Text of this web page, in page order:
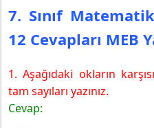
Yayınları
7. Sınıf Matematik Ders
Yayınları
Yayınları
Sıra Sizde
7. Sınıf Matematik Ders
7. Sınıf
12 Cevapları MEB
1. Aşağıdaki okların
tam sayıları yazınız.
Cevap: